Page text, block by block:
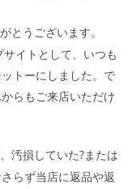
とうございます。
イトとして、いつも
トーにしました。で
らもご来店いただけ
汚損していた?または
らず当店に返品や返